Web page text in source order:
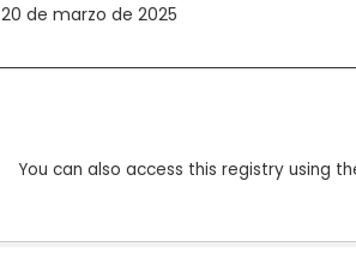
20 de marzo de 2025
You can also access this registry using